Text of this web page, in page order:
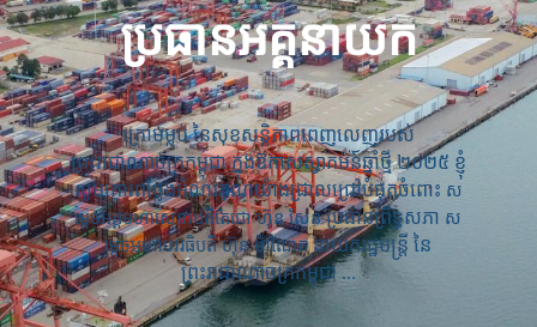
ប្រធានអគ្គនាយក
ក្រោមម្លប់ នៃសុខសន្តិភាពពេញលេញរបស់
ព្រះរាជាណាចក្រកម្ពុជា ក្នុងឱកាសស្វាគមន៍ឆ្នាំថ្មី ២០២៥ ខ្ញុំ
សូមគោរពថ្លែងអំណរគុណយ៉ាងជ្រាលជ្រៅបំផុតចំពោះ ស
ម្តេចអគ្គមហាសេនាបតីតេជោ ហ៊ុន សែន ប្រធានព្រឹទ្ធសភា ស
ម្តេចមហាបវរធិបតី ហ៊ុន ម៉ាណែត នាយករដ្ឋមន្ត្រី នៃ
ព្រះរាជាណាចក្រកម្ពុជា ...